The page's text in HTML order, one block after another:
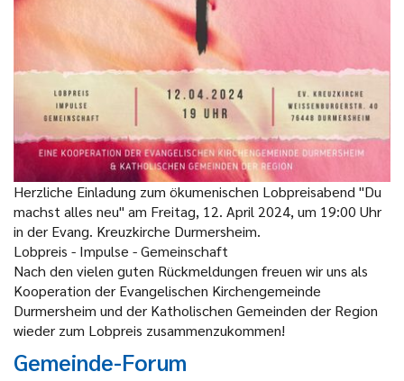
Herzliche Einladung zum ökumenischen Lobpreisabend "Du
machst alles neu" am Freitag, 12. April 2024, um 19:00 Uhr
in der Evang. Kreuzkirche Durmersheim.
Lobpreis - Impulse - Gemeinschaft
Nach den vielen guten Rückmeldungen freuen wir uns als
Kooperation der Evangelischen Kirchengemeinde
Durmersheim und der Katholischen Gemeinden der Region
wieder zum Lobpreis zusammenzukommen!
Gemeinde-Forum